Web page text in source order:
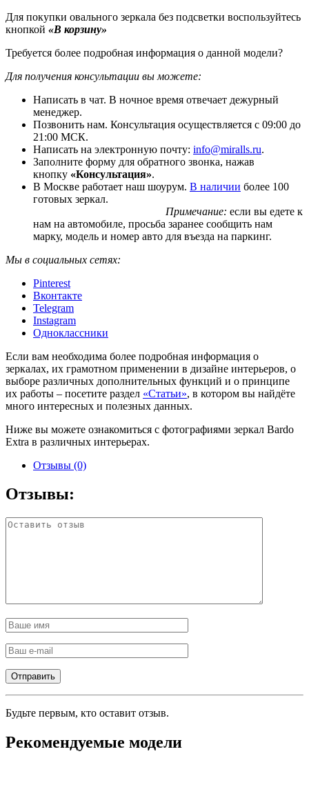
Для покупки овального зеркала без подсветки воспользуйтесь
кнопкой «В корзину»
Требуется более подробная информация о данной модели?
Для получения консультации вы можете:
Написать в чат. В ночное время отвечает дежурный
менеджер.
Позвонить нам. Консультация осуществляется с 09:00 до
21:00 МСК.
Написать на электронную почту: info@miralls.ru.
Заполните форму для обратного звонка, нажав
кнопку «Консультация».
В Москве работает наш шоурум. В наличии более 100
готовых зеркал.
Примечание: если вы едете к
нам на автомобиле, просьба заранее сообщить нам
марку, модель и номер авто для въезда на паркинг.
Мы в социальных сетях:
Pinterest
Вконтакте
Telegram
Instagram
Одноклассники
Если вам необходима более подробная информация о
зеркалах, их грамотном применении в дизайне интерьеров, о
выборе различных дополнительных функций и о принципе
их работы – посетите раздел «Статьи», в котором вы найдёте
много интересных и полезных данных.
Ниже вы можете ознакомиться с фотографиями зеркал Bardo
Extra в различных интерьерах.
Отзывы (0)
Отзывы:
Будьте первым, кто оставит отзыв.
Рекомендуемые модели